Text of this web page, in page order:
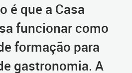
é que a Casa
funcionar como
formação para
gastronomia. A